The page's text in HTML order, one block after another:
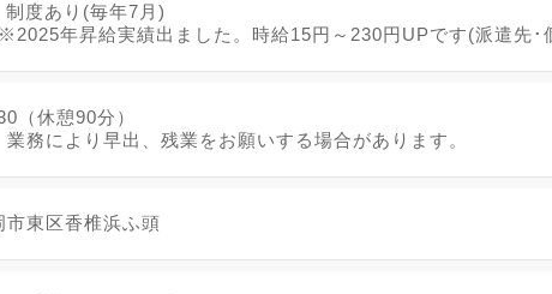
度あり(毎年7月)
給実績出ました。時給15円～230円UPです(派遣先･
（休憩90分）
務により早出、残業をお願いする場合があります。
市東区香椎浜ふ頭